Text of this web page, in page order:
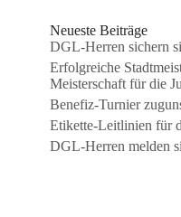
Neueste Beiträge
DGL-Herren sichern
Erfolgreiche
Meisterschaft für die
Benefiz-Turnier
Etikette-Leitlinien für
DGL-Herren melden